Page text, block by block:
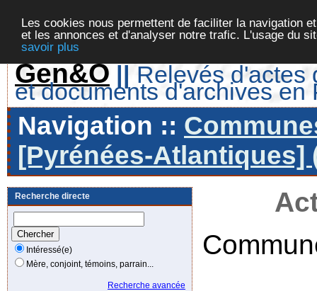
Les cookies nous permettent de faciliter la navigation
et les annonces et d'analyser notre trafic. L'usage du
savoir plus
Gen&O || Relevés d'actes
et documents d'archives en
Navigation ::
[Pyrénées-Atlantiques]
Recherche directe
Intéressé(e)
Mère, conjoint, témoins, parrain...
Recherche avancée